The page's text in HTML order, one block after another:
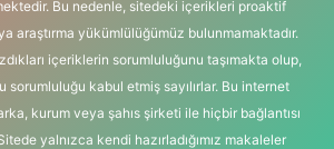
Bu nedenle, sitedeki içerikleri proaktif
araştırma yükümlülüğümüz bulunmamaktadır.
içeriklerin sorumluluğunu taşımakta olup,
sorumluluğu kabul etmiş sayılırlar. Bu internet
kurum veya şahıs şirketi ile hiçbir bağlantısı
yalnızca kendi hazırladığımız makaleler